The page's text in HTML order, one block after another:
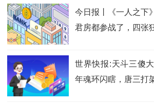
今日报丨《一人之下
君房都参战了，四张
世界快报:天斗三傻
年魂环闪瞎，唐三打